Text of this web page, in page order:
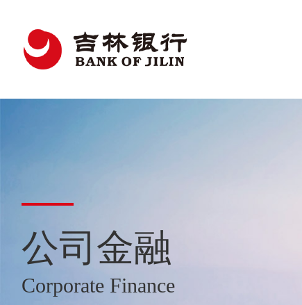
公司金融
Corporate Finance